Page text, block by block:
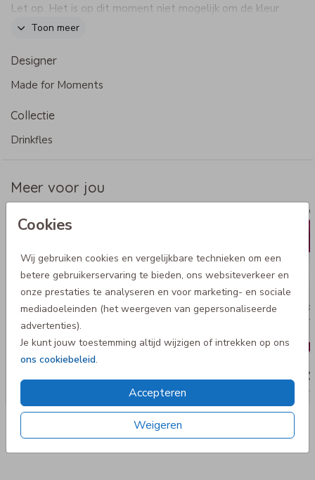
Cookies
Wij gebruiken cookies en vergelijkbare technieken om een
betere gebruikerservaring te bieden, ons websiteverkeer en
onze prestaties te analyseren en voor marketing- en sociale
mediadoeleinden (het weergeven van gepersonaliseerde
advertenties).
Je kunt jouw toestemming altijd wijzigen of intrekken op ons
ons cookiebeleid.
Accepteren
Weigeren
Let op. Het is op dit moment niet mogelijk om de kleur
wit op Dopper flessen te drukken. Deze kleur is niet
- Merk: Dopper
- Inhoud: 450 ml
- Alle flessen zijn gemaakt van 100% recyclebare
- Keurmerken: BPA/weekmaker en gifvrij
Toon meer
Designer
Made for Moments
Collectie
Drinkfles
Meer voor jou